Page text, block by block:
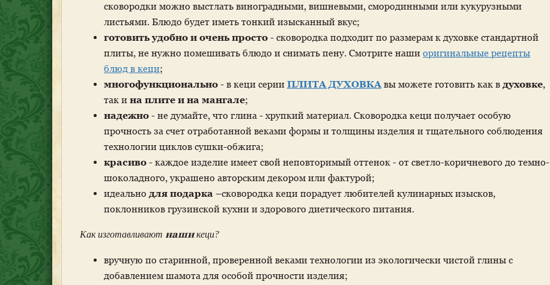
сковородки можно выстлать виноградными, вишневыми, смородинными или кукурузными
листьями. Блюдо будет иметь тонкий изысканный вкус;
готовить удобно и очень просто - сковородка подходит по размерам к духовке стандартной
плиты, не нужно помешивать блюдо и снимать пену. Смотрите наши оригинальные рецепты
блюд в кеци;
многофункционально - в кеци серии ПЛИТА ДУХОВКА вы можете готовить как в духовке,
так и на плите и на мангале;
надежно - не думайте, что глина - хрупкий материал. Сковородка кеци получает особую
прочность за счет отработанной веками формы и толщины изделия и тщательного соблюдения
технологии циклов сушки-обжига;
красиво - каждое изделие имеет свой неповторимый оттенок - от светло-коричневого до темно-
шоколадного, украшено авторским декором или фактурой;
идеально для подарка –сковородка кеци порадует любителей кулинарных изысков,
поклонников грузинской кухни и здорового диетического питания.
Как изготавливают нашикеци?
вручную по старинной, проверенной веками технологии из экологически чистой глины с
добавлением шамота для особой прочности изделия;